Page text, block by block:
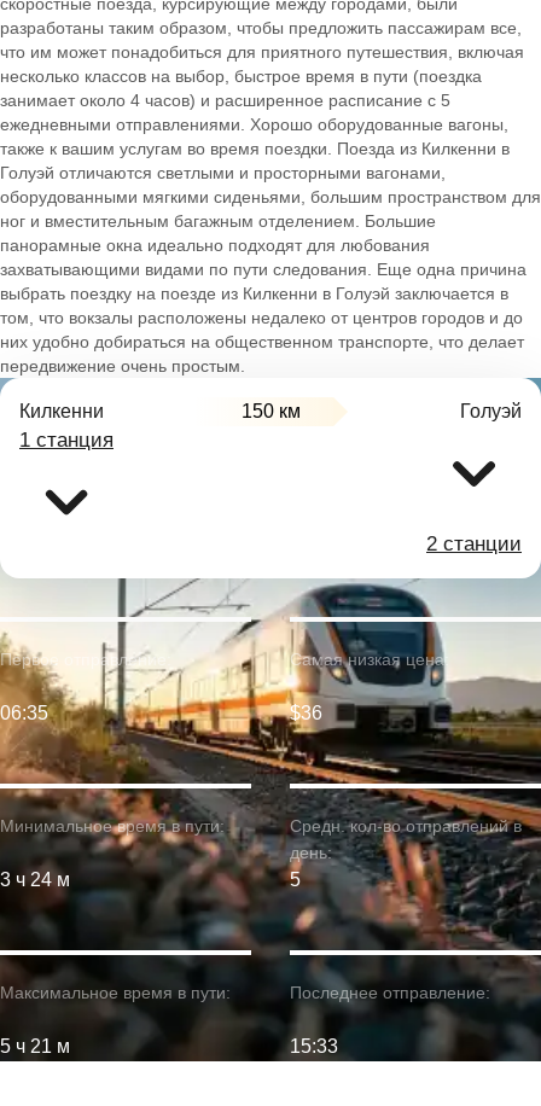
разработаны таким образом, чтобы предложить пассажирам все,
что им может понадобиться для приятного путешествия, включая
несколько классов на выбор, быстрое время в пути (поездка
занимает около 4 часов) и расширенное расписание с 5
ежедневными отправлениями. Хорошо оборудованные вагоны,
также к вашим услугам во время поездки. Поезда из Килкенни в
Голуэй отличаются светлыми и просторными вагонами,
оборудованными мягкими сиденьями, большим пространством для
ног и вместительным багажным отделением. Большие
панорамные окна идеально подходят для любования
захватывающими видами по пути следования. Еще одна причина
выбрать поездку на поезде из Килкенни в Голуэй заключается в
том, что вокзалы расположены недалеко от центров городов и до
них удобно добираться на общественном транспорте, что делает
передвижение очень простым.
Килкенни 150 км Голуэй
1 станция
2 станции
Минимальное время в пути:
3 ч 24 м
Первое отправление:
06:35
Максимальное время в пути:
5 ч 21 м
Самая низкая цена:
$36
Средн. кол-во отправлений в
день:
5
Последнее отправление:
15:33